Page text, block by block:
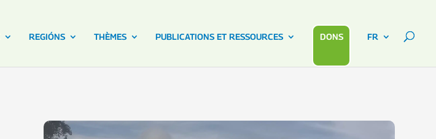
REGIÓNS THÈMES PUBLICATIONS ET RESSOURCES DONS FR